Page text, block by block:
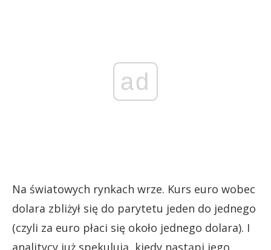
ad
Na światowych rynkach wrze. Kurs euro wobec
dolara zbliżył się do parytetu jeden do jednego
(czyli za euro płaci się około jednego dolara). I
analitycy już spekulują, kiedy nastąpi jego